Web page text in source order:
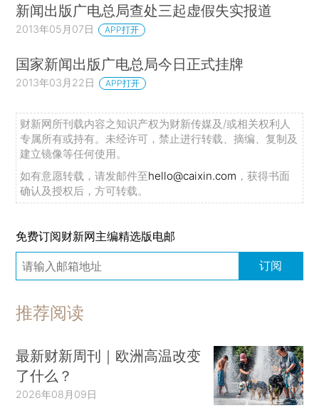
新闻出版广电总局查处三起虚假失实报道
2013年05月07日 APP打开
国家新闻出版广电总局今日正式挂牌
2013年03月22日 APP打开
财新网所刊载内容之知识产权为财新传媒及/或相关权利人
专属所有或持有。未经许可，禁止进行转载、摘编、复制及
建立镜像等任何使用。
如有意愿转载，请发邮件至hello@caixin.com ，获得书面
确认及授权后，方可转载。
免费订阅财新网主编精选版电邮
订阅
推荐阅读
最新财新周刊｜欧洲高温改变
了什么？
2026年08月09日